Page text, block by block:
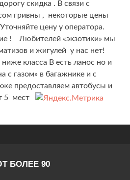
скидка . В связи с
гривны , некоторые цены
цену у оператора.
! Любителей «экзотики» мы
и жигулей у нас нет!
класса В есть ланос но и
с газом» в багажнике и с
предоставляем автобусы и
5 мест
БОЛЕЕ 90